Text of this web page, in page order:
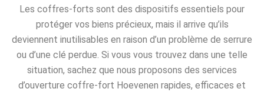
Les coffres-forts sont des dispositifs essentiels pour
protéger vos biens précieux, mais il arrive qu’ils
deviennent inutilisables en raison d’un problème de serrure
ou d’une clé perdue. Si vous vous trouvez dans une telle
situation, sachez que nous proposons des services
d’ouverture coffre-fort Hoevenen rapides, efficaces et